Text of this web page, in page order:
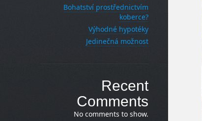
Bohatství prostřednictvím
koberce?
Výhodné hypotéky
Jedinečná možnost
Recent
Comments
No comments to show.